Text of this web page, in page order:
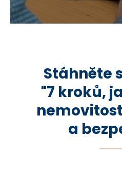
Stáhněte
"7 kroků,
a